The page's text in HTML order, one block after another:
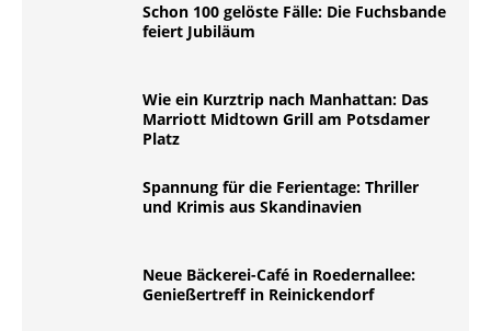
Schon 100 gelöste Fälle: Die Fuchsbande
feiert Jubiläum
Wie ein Kurztrip nach Manhattan: Das
Marriott Midtown Grill am Potsdamer
Platz
Spannung für die Ferientage: Thriller
und Krimis aus Skandinavien
Neue Bäckerei-Café in Roedernallee:
Genießertreff in Reinickendorf